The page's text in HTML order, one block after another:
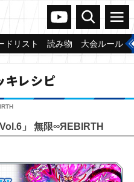
ヴァンガードch
検索 メニュー
ドリスト 読み物 大会ルール
キレシピ
」 無限∞ЯEBIRTH